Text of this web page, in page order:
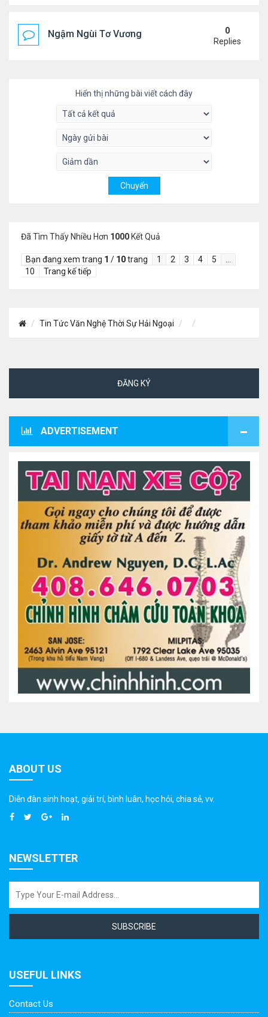
Ngậm Ngùi Tơ Vương - Video YouTube ngâm bài
0
Replies
Hiển thị những bài viết cách đây
Đã Tìm Thấy Nhiều Hơn 1000 Kết Quả
Bạn đang xem trang 1 / 10trang 1 2 3 4 5
10
Trang kế tiếp
Tin Tức Văn Nghệ Thời Sự Hải Ngoại
ĐĂNG KÝ
ADVERTISEMENT
ABOUT US
Diễn đàn sinh hoạt, giải trí, bình luân, học hỏi, chia sẻ, vv.
NEWSLETTER
SUBSCRIBE
USEFUL LINKS
Contact Us